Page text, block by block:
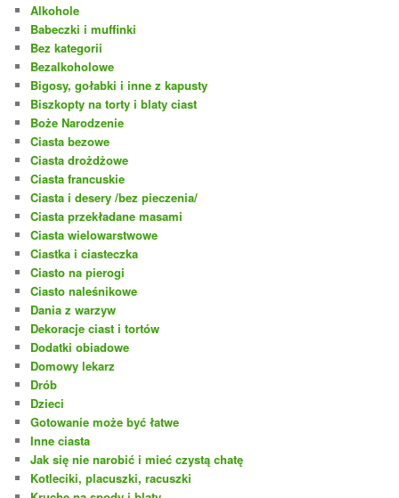
Alkohole
Babeczki i muffinki
Bez kategorii
Bezalkoholowe
Bigosy, gołabki i inne z kapusty
Biszkopty na torty i blaty ciast
Boże Narodzenie
Ciasta bezowe
Ciasta drożdżowe
Ciasta francuskie
Ciasta i desery /bez pieczenia/
Ciasta przekładane masami
Ciasta wielowarstwowe
Ciastka i ciasteczka
Ciasto na pierogi
Ciasto naleśnikowe
Dania z warzyw
Dekoracje ciast i tortów
Dodatki obiadowe
Domowy lekarz
Drób
Dzieci
Gotowanie może być łatwe
Inne ciasta
Jak się nie narobić i mieć czystą chatę
Kotleciki, placuszki, racuszki